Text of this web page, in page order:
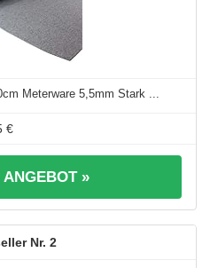
Meterware 5,5mm Stark ...
€
ANGEBOT »
2